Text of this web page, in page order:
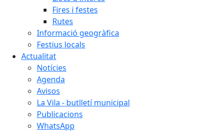
Fires i festes
Rutes
Informació geogràfica
Festius locals
Actualitat
Notícies
Agenda
Avisos
La Vila - butlletí municipal
Publicacions
WhatsApp